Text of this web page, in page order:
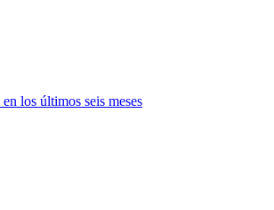
los últimos seis meses